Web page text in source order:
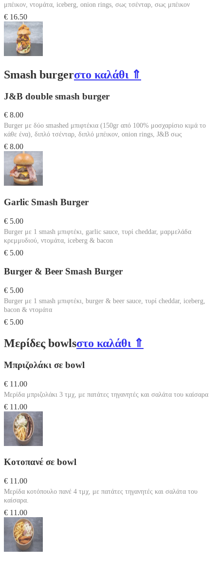
μπέικον, ντομάτα, iceberg, onion rings, σως τσένταρ, σως μπέικον
€ 16.50
Smash burgerστο καλάθι ⇑
J&B double smash burger
€ 8.00
Burger με δύο smashed μπιφτέκια (150gr από 100% μοσχαρίσιο κιμά το
κάθε ένα), διπλό τσένταρ, διπλό μπέικον, onion rings, J&B σως
€ 8.00
Garlic Smash Burger
€ 5.00
Burger με 1 smash μπιφτέκι, garlic sauce, τυρί cheddar, μαρμελάδα
κρεμμυδιού, ντομάτα, iceberg & bacon
€ 5.00
Burger & Beer Smash Burger
€ 5.00
Burger με 1 smash μπιφτέκι, burger & beer sauce, τυρί cheddar, iceberg,
bacon & ντομάτα
€ 5.00
Μερίδες bowlsστο καλάθι ⇑
Μπριζολάκι σε bowl
€ 11.00
Μερίδα μπριζολάκι 3 τμχ, με πατάτες τηγανητές και σαλάτα του καίσαρα
€ 11.00
Κοτοπανέ σε bowl
€ 11.00
Μερίδα κοτόπουλο πανέ 4 τμχ, με πατάτες τηγανητές και σαλάτα του
καίσαρα.
€ 11.00